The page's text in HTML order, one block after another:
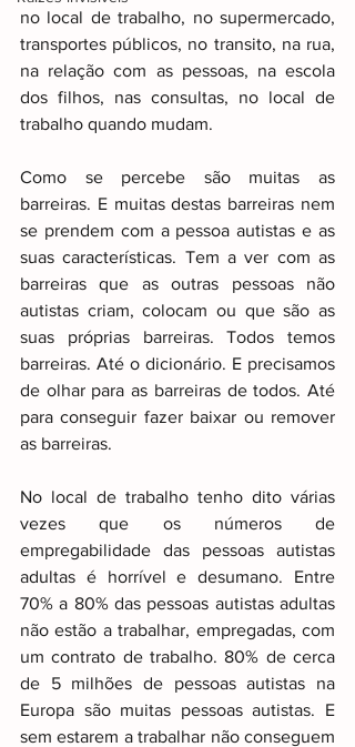
no local de trabalho, no supermercado,
transportes públicos, no transito, na rua,
na relação com as pessoas, na escola
dos filhos, nas consultas, no local de
trabalho quando mudam.
Como se percebe são muitas as
barreiras. E muitas destas barreiras nem
se prendem com a pessoa autistas e as
suas características. Tem a ver com as
barreiras que as outras pessoas não
autistas criam, colocam ou que são as
suas próprias barreiras. Todos temos
barreiras. Até o dicionário. E precisamos
de olhar para as barreiras de todos. Até
para conseguir fazer baixar ou remover
as barreiras.
No local de trabalho tenho dito várias
vezes que os números de
empregabilidade das pessoas autistas
adultas é horrível e desumano. Entre
70% a 80% das pessoas autistas adultas
não estão a trabalhar, empregadas, com
um contrato de trabalho. 80% de cerca
de 5 milhões de pessoas autistas na
Europa são muitas pessoas autistas. E
sem estarem a trabalhar não conseguem